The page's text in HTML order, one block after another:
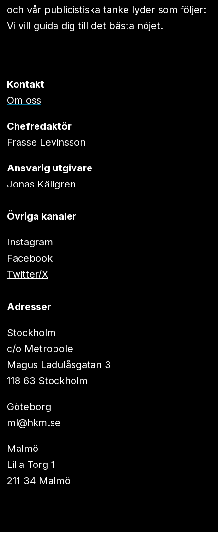
och vår publicistiska tanke lyder som följer:
Vi vill guida dig till det bästa nöjet.
Kontakt
Om oss
Chefredaktör
Frasse Levinsson
Ansvarig utgivare
Jonas Källgren
Övriga kanaler
Instagram
Facebook
Twitter/X
Adresser
Stockholm
c/o Metropole
Magus Ladulåsgatan 3
118 63 Stockholm
Göteborg
ml@hkm.se
Malmö
Lilla Torg 1
211 34 Malmö